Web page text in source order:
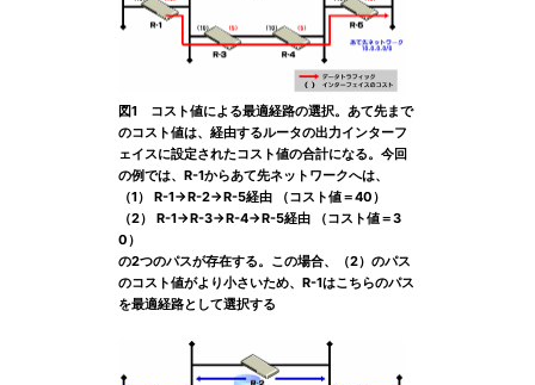
図1 コスト値による最適経路の選択。あて先まで
のコスト値は、経由するルータの出力インターフ
ェイスに設定されたコスト値の合計になる。今回
の例では、R-1からあて先ネットワークへは、
（1） R-1→R-2→R-5経由 （コスト値＝40）
（2） R-1→R-3→R-4→R-5経由 （コスト値＝3
0）
の2つのパスが存在する。この場合、（2）のパス
のコスト値がより小さいため、R-1はこちらのパス
を最適経路として選択する